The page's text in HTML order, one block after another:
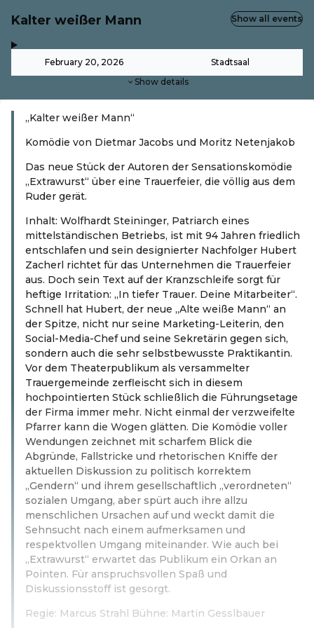
Kalter weißer Mann
February 20, 2026 Stadtsaal
Show details
Show all events
„Kalter weißer Mann“
Komödie von Dietmar Jacobs und Moritz Netenjakob
Das neue Stück der Autoren der Sensationskomödie
„Extrawurst“ über eine Trauerfeier, die völlig aus dem
Ruder gerät.
Inhalt: Wolfhardt Steininger, Patriarch eines
mittelständischen Betriebs, ist mit 94 Jahren friedlich
entschlafen und sein designierter Nachfolger Hubert
Zacherl richtet für das Unternehmen die Trauerfeier
aus. Doch sein Text auf der Kranzschleife sorgt für
heftige Irritation: „In tiefer Trauer. Deine Mitarbeiter“.
Schnell hat Hubert, der neue „Alte weiße Mann“ an
der Spitze, nicht nur seine Marketing-Leiterin, den
Social-Media-Chef und seine Sekretärin gegen sich,
sondern auch die sehr selbstbewusste Praktikantin.
Vor dem Theaterpublikum als versammelter
Trauergemeinde zerfleischt sich in diesem
hochpointierten Stück schließlich die Führungsetage
der Firma immer mehr. Nicht einmal der verzweifelte
Pfarrer kann die Wogen glätten. Die Komödie voller
Wendungen zeichnet mit scharfem Blick die
Abgründe, Fallstricke und rhetorischen Kniffe der
aktuellen Diskussion zu politisch korrektem
„Gendern“ und ihrem gesellschaftlich „verordneten“
sozialen Umgang, aber spürt auch ihre allzu
menschlichen Ursachen auf und weckt damit die
Sehnsucht nach einem aufmerksamen und
respektvollen Umgang miteinander. Wie auch bei
„Extrawurst“ erwartet das Publikum ein Orkan an
Pointen. Für anspruchsvollen Spaß und
Diskussionsstoff ist gesorgt.
Regie: Marcus Strahl Bühne: Martin Gesslbauer